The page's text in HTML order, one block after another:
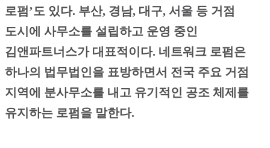
로펌’도 있다. 부산, 경남, 대구, 서울 등 거점
도시에 사무소를 설립하고 운영 중인
김앤파트너스가 대표적이다. 네트워크 로펌은
하나의 법무법인을 표방하면서 전국 주요 거점
지역에 분사무소를 내고 유기적인 공조 체제를
유지하는 로펌을 말한다.